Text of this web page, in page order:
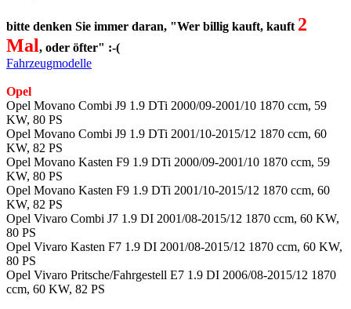
bitte denken Sie immer daran, "Wer billig kauft, kauft 2
Mal, oder öfter" :-(
Fahrzeugmodelle
Opel
Opel Movano Combi J9 1.9 DTi 2000/09-2001/10 1870 ccm, 59
KW, 80 PS
Opel Movano Combi J9 1.9 DTi 2001/10-2015/12 1870 ccm, 60
KW, 82 PS
Opel Movano Kasten F9 1.9 DTi 2000/09-2001/10 1870 ccm, 59
KW, 80 PS
Opel Movano Kasten F9 1.9 DTi 2001/10-2015/12 1870 ccm, 60
KW, 82 PS
Opel Vivaro Combi J7 1.9 DI 2001/08-2015/12 1870 ccm, 60 KW,
80 PS
Opel Vivaro Kasten F7 1.9 DI 2001/08-2015/12 1870 ccm, 60 KW,
80 PS
Opel Vivaro Pritsche/Fahrgestell E7 1.9 DI 2006/08-2015/12 1870
ccm, 60 KW, 82 PS